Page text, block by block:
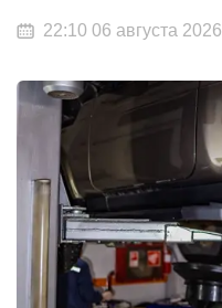
22:10 06 августа 2026